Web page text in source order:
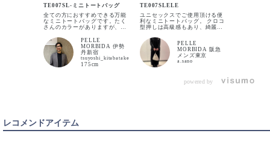
BLACK
TE007SL-ミニトートバッグ
全ての方におすすめできる万能
なミニトートバッグです。たく
さんのカラーがありますが、そ
BLUE,クロコ型押しBLACKの3
色をご紹介します。 是非参考に
してください。
PELLE
MORBIDA 伊勢
丹新宿
tsuyoshi_kitabatake
175cm
TE007SLELE
ユニセックスでご使用頂ける便
利なミニトートバッグ。 クロコ
型押しは高級感もあり、綺麗系
ュリンクとはまた違う大人の雰
囲気が漂います。PELLE
MORBIDA 阪急
メンズ東京
a.sano
powered by
レコメンドアイテム